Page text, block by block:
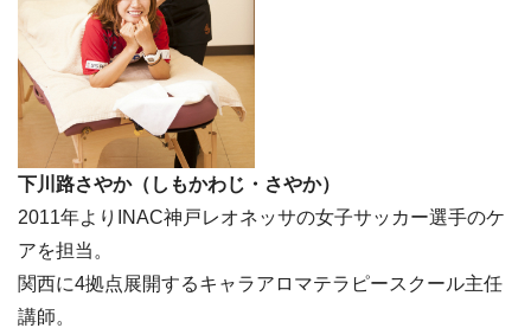
下川路さやか（しもかわじ・さやか）
2011年よりINAC神戸レオネッサの女子サッカー選手のケ
アを担当。
関西に4拠点展開するキャラアロマテラピースクール主任
講師。